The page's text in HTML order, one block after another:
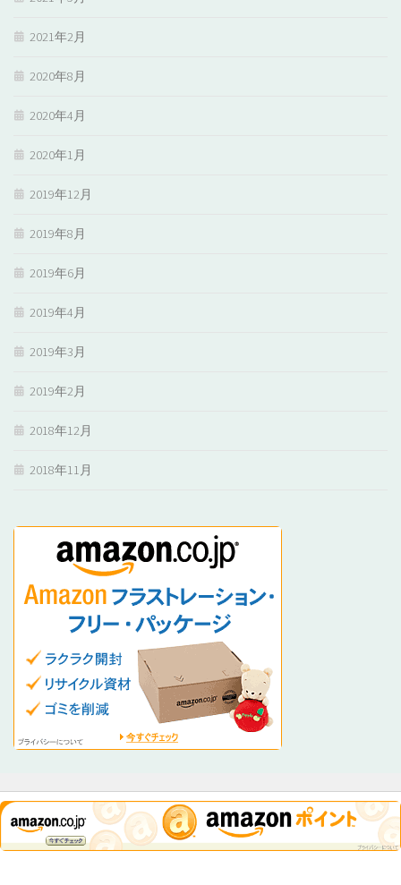
2021年2月
2020年8月
2020年4月
2020年1月
2019年12月
2019年8月
2019年6月
2019年4月
2019年3月
2019年2月
2018年12月
2018年11月